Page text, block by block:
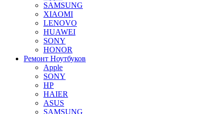
SAMSUNG
XIAOMI
LENOVO
HUAWEI
SONY
HONOR
Ремонт Ноутбуков
Apple
SONY
HP
HAIER
ASUS
SAMSUNG